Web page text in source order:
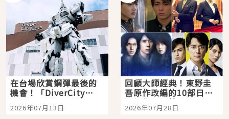
在台場欣賞鋼彈最後的
機會！「DiverCity
Tokyo Plaza」搭船、
購物、美食及夜景，一
2026年07月13日
回顧大師經典！東野圭
吾原作改編的10部日本
影視作品推薦
2026年07月28日